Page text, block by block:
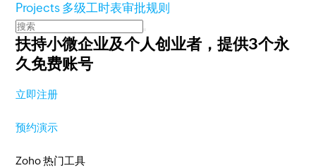
Projects 多级工时表审批规则
扶持小微企业及个人创业者，提供3个永
久免费账号
立即注册
预约演示
Zoho 热门工具